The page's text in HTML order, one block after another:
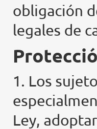
obligación
legales de
1. Los
Ley,